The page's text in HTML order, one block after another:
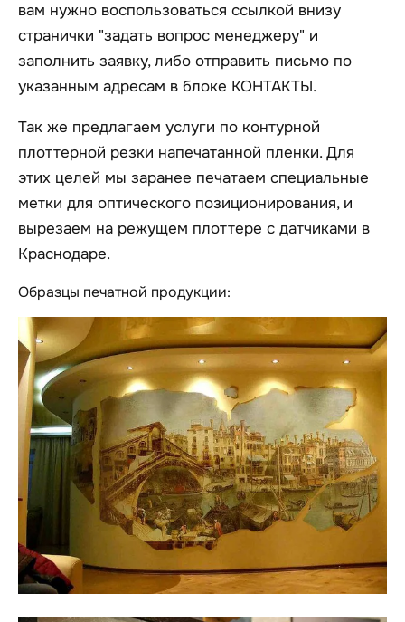
вам нужно воспользоваться ссылкой внизу
странички "задать вопрос менеджеру" и
заполнить заявку, либо отправить письмо по
указанным адресам в блоке КОНТАКТЫ.
Так же предлагаем услуги по контурной
плоттерной резки напечатанной пленки. Для
этих целей мы заранее печатаем специальные
метки для оптического позиционирования, и
вырезаем на режущем плоттере с датчиками в
Краснодаре.
Образцы печатной продукции: